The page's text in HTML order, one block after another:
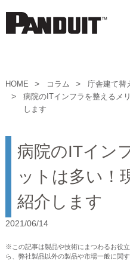
HOME コラム
庁舎建て替
病院のITインフラを整えるメ
します
病院のITイン
ットは多い！
紹介します
2021/06/14
※この記事は製品や技術にまつわるお役
ら、弊社製品以外の製品や市場一般に関